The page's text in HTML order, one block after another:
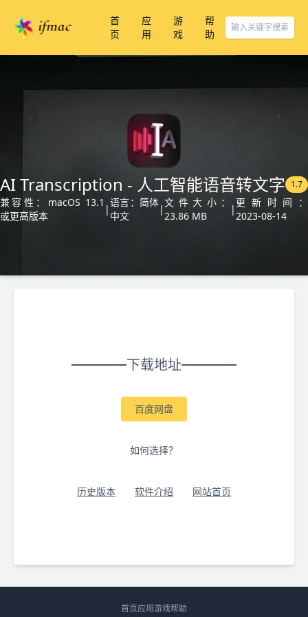
首
页
应
用
游
戏
帮
助
AI Transcription - 人工智能语音转文字 1.7
兼容性：macOS 13.1
或更高版本
|
语言：简体
中文
|
文件大小：
23.86 MB
|
更新时间：
2023-08-14
下载地址
百度网盘
如何选择？
历史版本 软件介绍 网站首页
首页应用游戏帮助